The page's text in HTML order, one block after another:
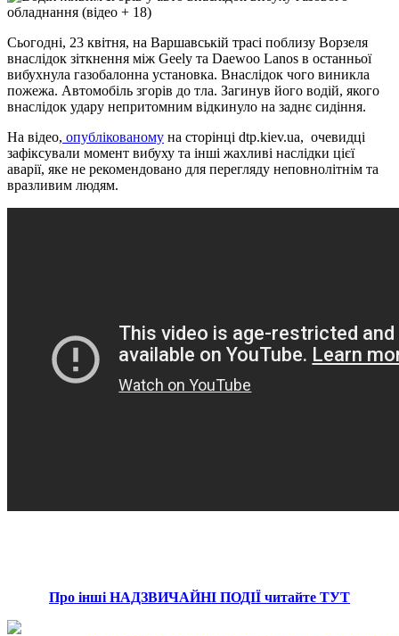
Сьогодні, 23 квітня, на Варшавській трасі поблизу Ворзеля
внаслідок зіткнення між Geely та Daewoo Lanos в останньої
вибухнула газобалонна установка. Внаслідок чого виникла
пожежа. Автомобіль згорів до тла. Загинув його водій, якого
внаслідок удару непритомним відкинуло на заднє сидіння.
На відео, опублікованому на сторінці dtp.kiev.ua, очевидці
зафіксували момент вибуху та інші жахливі наслідки цієї
аварії, яке не рекомендовано для перегляду неповнолітнім та
вразливим людям.
Про інші НАДЗВИЧАЙНІ ПОДІЇ читайте ТУТ